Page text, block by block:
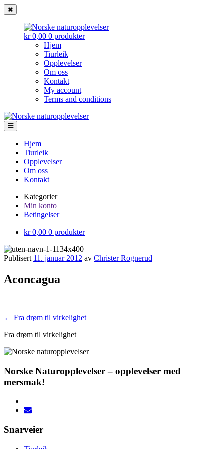
kr 0,00 0 produkter
Hjem
Tiurleik
Opplevelser
Om oss
Kontakt
My account
Terms and conditions
Norske
naturopplevelser
Gå
til
navigasjonen
Gå
til
innholdHjem
Tiurleik
Opplevelser
Om oss
Kontakt
Kategorier
Min konto
Betingelser
kr 0,00 0 produkter
Publisert 11. januar 2012 av Christer Rognerud
Aconcagua
Innleggsnavigasjon
← Fra drøm til virkelighet
Fra drøm til virkelighet
Norske Naturopplevelser – opplevelser med
mersmak!
Snarveier